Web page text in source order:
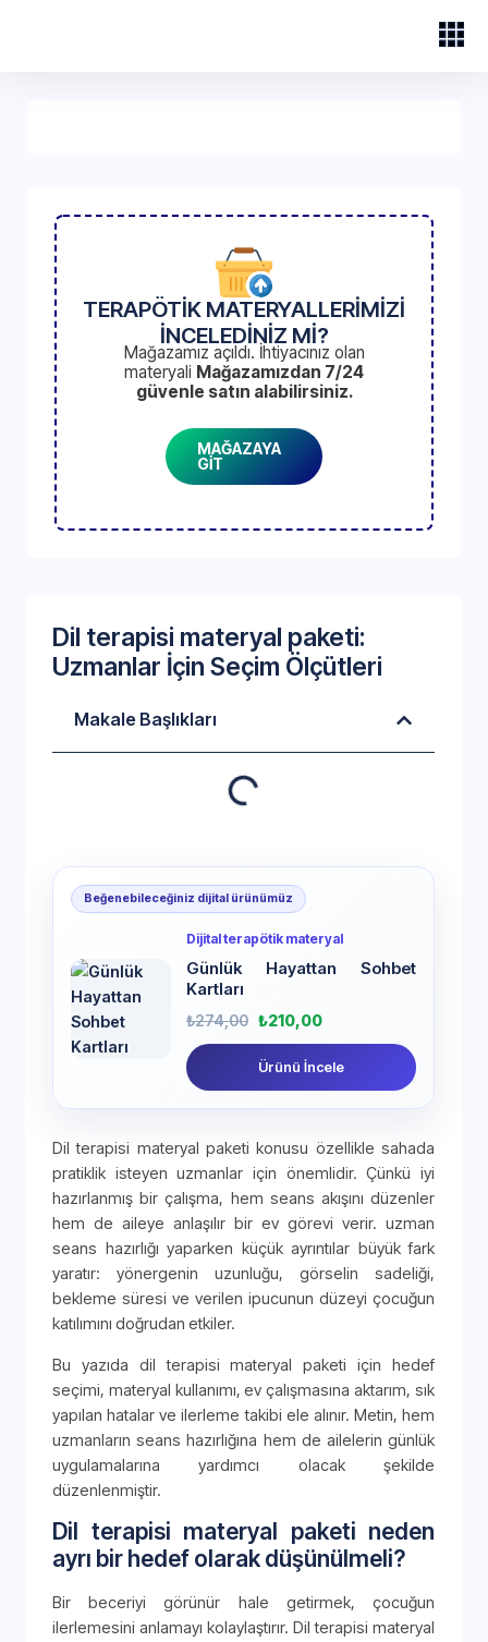
TERAPÖTİK MATERYALLERİMİZİ
İNCELEDİNİZ Mİ?
Mağazamız açıldı. İhtiyacınız olan
materyali Mağazamızdan 7/24
güvenle satın alabilirsiniz.
MAĞAZAYA
GİT
Dil terapisi materyal paketi:
Uzmanlar İçin Seçim Ölçütleri
Makale Başlıkları
Beğenebileceğiniz dijital ürünümüz
Dijital terapötik materyal
Günlük Hayattan Sohbet
Kartları
₺274,00 ₺210,00
Ürünü İncele
Dil terapisi materyal paketi konusu özellikle sahada
pratiklik isteyen uzmanlar için önemlidir. Çünkü iyi
hazırlanmış bir çalışma, hem seans akışını düzenler
hem de aileye anlaşılır bir ev görevi verir. uzman
seans hazırlığı yaparken küçük ayrıntılar büyük fark
yaratır: yönergenin uzunluğu, görselin sadeliği,
bekleme süresi ve verilen ipucunun düzeyi çocuğun
katılımını doğrudan etkiler.
Bu yazıda dil terapisi materyal paketi için hedef
seçimi, materyal kullanımı, ev çalışmasına aktarım, sık
yapılan hatalar ve ilerleme takibi ele alınır. Metin, hem
uzmanların seans hazırlığına hem de ailelerin günlük
uygulamalarına yardımcı olacak şekilde
düzenlenmiştir.
Dil terapisi materyal paketi neden
ayrı bir hedef olarak düşünülmeli?
Bir beceriyi görünür hale getirmek, çocuğun
ilerlemesini anlamayı kolaylaştırır. Dil terapisi materyal